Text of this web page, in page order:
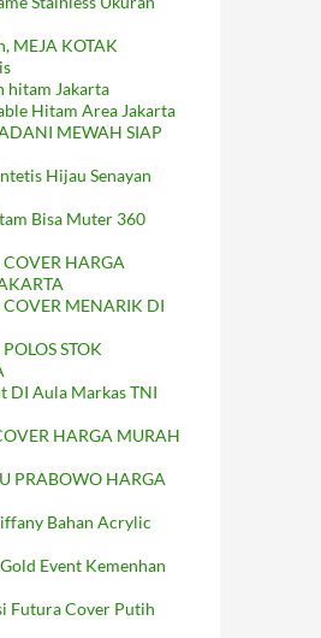
MEJA KOTAK
hitam Jakarta
Hitam Area Jakarta
MEWAH SIAP
Hijau Senayan
Bisa Muter 360
COVER HARGA
COVER MENARIK DI
STOK
DI Aula Markas TNI
HARGA MURAH
PRABOWO HARGA
Bahan Acrylic
Event Kemenhan
Futura Cover Putih